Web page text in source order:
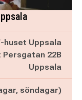
huset Uppsala
Persgatan 22B
Uppsala
söndagar)